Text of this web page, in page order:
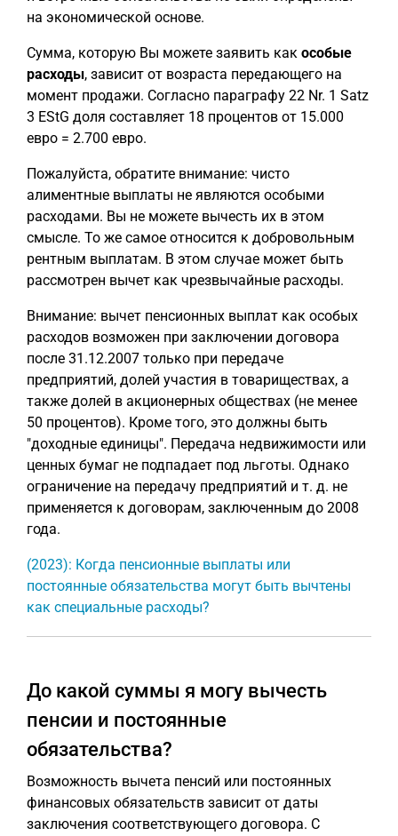
на экономической основе.
Сумма, которую Вы можете заявить как особые
расходы, зависит от возраста передающего на
момент продажи. Согласно параграфу 22 Nr. 1 Satz
3 EStG доля составляет 18 процентов от 15.000
евро = 2.700 евро.
Пожалуйста, обратите внимание: чисто
алиментные выплаты не являются особыми
расходами. Вы не можете вычесть их в этом
смысле. То же самое относится к добровольным
рентным выплатам. В этом случае может быть
рассмотрен вычет как чрезвычайные расходы.
Внимание: вычет пенсионных выплат как особых
расходов возможен при заключении договора
после 31.12.2007 только при передаче
предприятий, долей участия в товариществах, а
также долей в акционерных обществах (не менее
50 процентов). Кроме того, это должны быть
"доходные единицы". Передача недвижимости или
ценных бумаг не подпадает под льготы. Однако
ограничение на передачу предприятий и т. д. не
применяется к договорам, заключенным до 2008
года.
(2023): Когда пенсионные выплаты или
постоянные обязательства могут быть вычтены
как специальные расходы?
До какой суммы я могу вычесть
пенсии и постоянные
обязательства?
Возможность вычета пенсий или постоянных
финансовых обязательств зависит от даты
заключения соответствующего договора. С